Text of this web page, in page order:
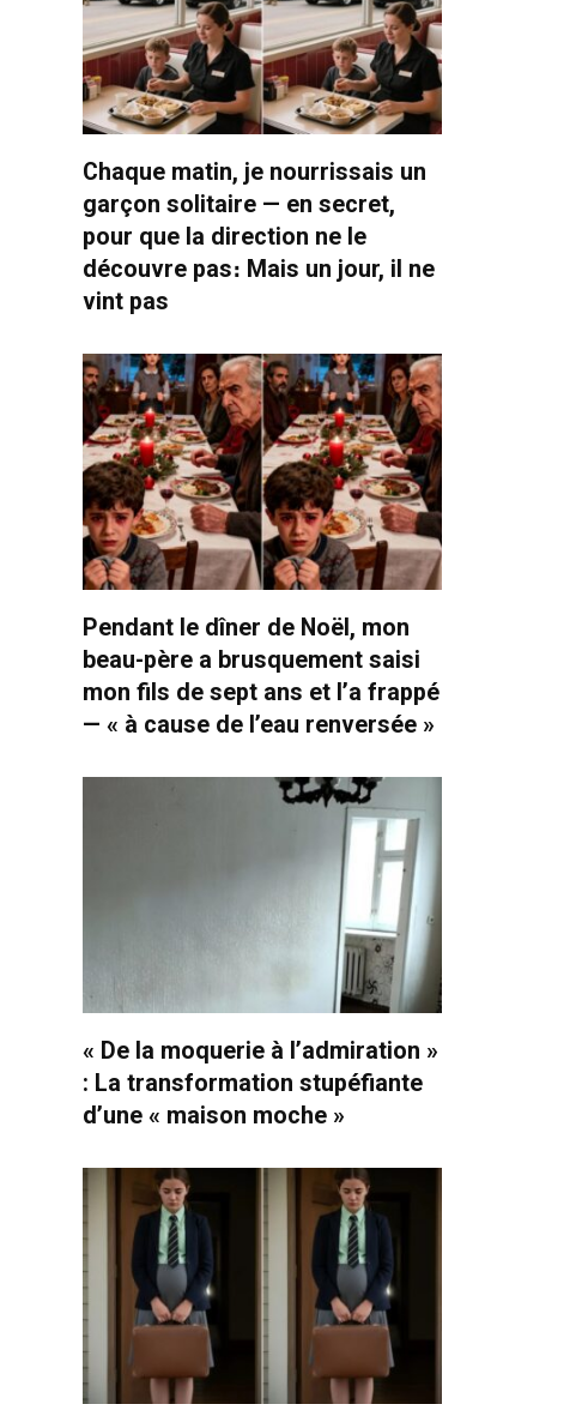
Chaque matin, je nourrissais un
garçon solitaire — en secret,
pour que la direction ne le
découvre pas։ Mais un jour, il ne
vint pas
Pendant le dîner de Noël, mon
beau-père a brusquement saisi
mon fils de sept ans et l’a frappé
— « à cause de l’eau renversée »
« De la moquerie à l’admiration »
: La transformation stupéfiante
d’une « maison moche »